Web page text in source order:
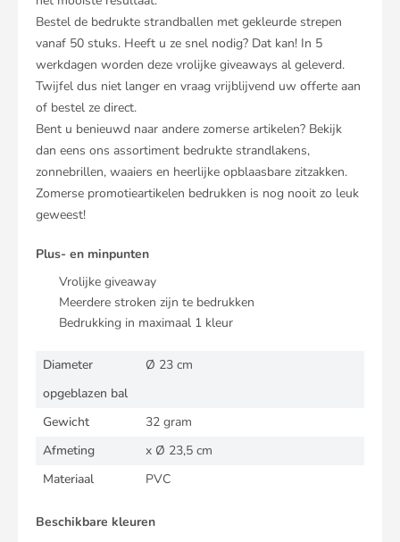
Bestel de bedrukte strandballen met gekleurde strepen
vanaf 50 stuks. Heeft u ze snel nodig? Dat kan! In 5
werkdagen worden deze vrolijke giveaways al geleverd.
Twijfel dus niet langer en vraag vrijblijvend uw offerte aan
of bestel ze direct.
Bent u benieuwd naar andere zomerse artikelen? Bekijk
dan eens ons assortiment bedrukte strandlakens,
zonnebrillen, waaiers en heerlijke opblaasbare zitzakken.
Zomerse promotieartikelen bedrukken is nog nooit zo leuk
geweest!
Plus- en minpunten
Vrolijke giveaway
Meerdere stroken zijn te bedrukken
Bedrukking in maximaal 1 kleur
Diameter
opgeblazen bal
Ø 23 cm
Gewicht
32 gram
Afmeting
x Ø 23,5 cm
Materiaal
PVC
Beschikbare kleuren